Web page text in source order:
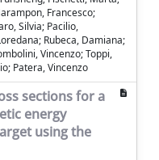
Francesco;
Silvia; Pacilio,
Rubeca, Damiana;
Vincenzo; Toppi,
Patera, Vincenzo
sections for a
energy
using the